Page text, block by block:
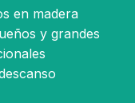
en madera
y grandes